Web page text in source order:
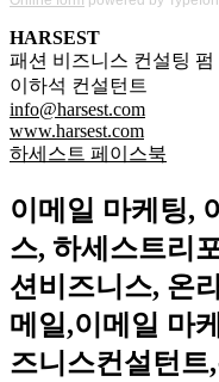
HARSEST
패션 비즈니스 컨설팅 펌
이하석 컨설턴트
info@harsest.com
www.harsest.com
하세스트 페이스북
이메일 마케팅,
스, 하세스트리
션비즈니스, 온
메일,이메일 마
즈니스컨설턴트,